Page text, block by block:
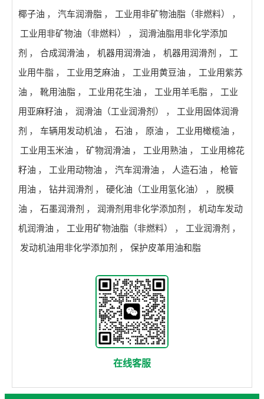
椰子油 ， 汽车润滑脂 ， 工业用非矿物油脂（非燃料）
，
工业用非矿物油（非燃料）
，
润滑油脂用非化学添加
剂 ， 合成润滑油 ， 机器用润滑油 ， 机器用润滑剂 ，
工
业用牛脂 ， 工业用芝麻油 ， 工业用黄豆油 ，
工业用紫苏
油 ， 靴用油脂 ， 工业用花生油 ， 工业用羊毛脂 ，
工业
用亚麻籽油 ， 润滑油（工业润滑剂） ，
工业用固体润滑
剂 ， 车辆用发动机油 ， 石油 ， 原油 ， 工业用橄榄油 ，
工业用玉米油 ， 矿物润滑油 ， 工业用熟油 ，
工业用棉花
籽油 ， 工业用动物油 ， 汽车润滑油 ， 人造石油 ，
枪管
用油 ， 钻井润滑剂 ， 硬化油（工业用氢化油） ，
脱模
油 ， 石墨润滑剂 ， 润滑剂用非化学添加剂 ，
机动车发动
机润滑油 ， 工业用矿物油脂（非燃料） ， 工业润滑剂 ，
发动机油用非化学添加剂 ， 保护皮革用油和脂
在线客服